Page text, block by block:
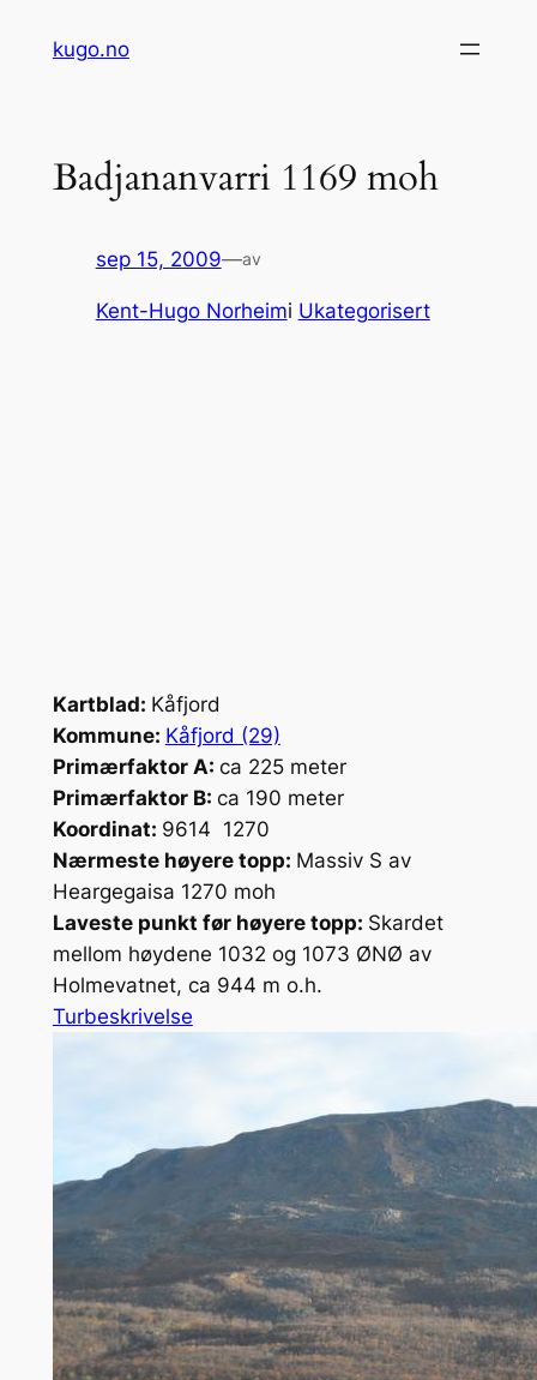
kugo.no
Badjananvarri 1169 moh
sep 15, 2009—av
Kent-Hugo Norheimi Ukategorisert
Kartblad: Kåfjord
Kommune: Kåfjord (29)
Primærfaktor A: ca 225 meter
Primærfaktor B: ca 190 meter
Koordinat: 9614 1270
Nærmeste høyere topp: Massiv S av
Heargegaisa 1270 moh
Laveste punkt før høyere topp: Skardet
mellom høydene 1032 og 1073 ØNØ av
Holmevatnet, ca 944 m o.h.
Turbeskrivelse